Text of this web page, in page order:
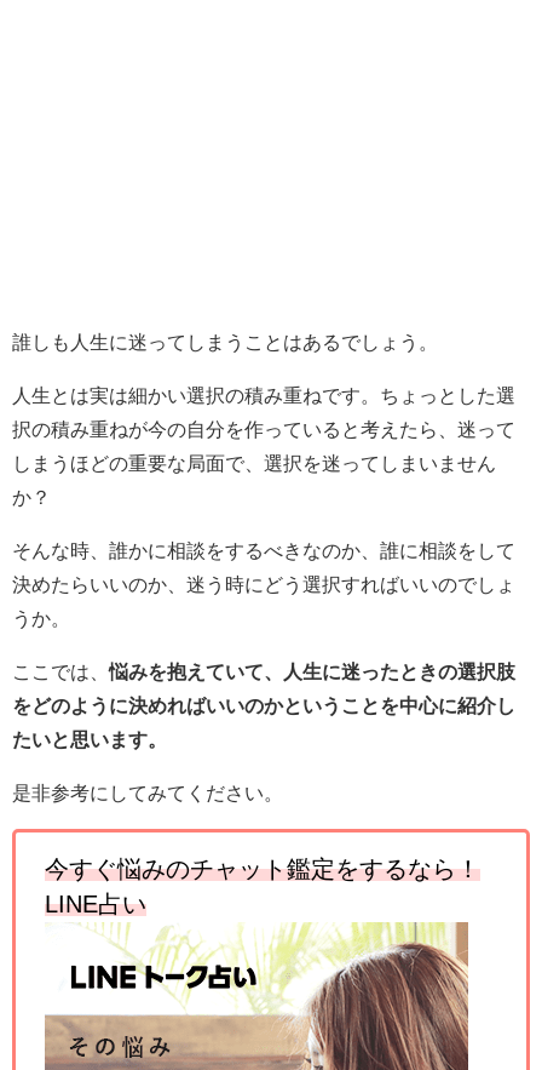
誰しも人生に迷ってしまうことはあるでしょう。
人生とは実は細かい選択の積み重ねです。ちょっとした選
択の積み重ねが今の自分を作っていると考えたら、迷って
しまうほどの重要な局面で、選択を迷ってしまいません
か？
そんな時、誰かに相談をするべきなのか、誰に相談をして
決めたらいいのか、迷う時にどう選択すればいいのでしょ
うか。
ここでは、悩みを抱えていて、人生に迷ったときの選択肢
をどのように決めればいいのかということを中心に紹介し
たいと思います。
是非参考にしてみてください。
今すぐ悩みのチャット鑑定をするなら！
LINE占い